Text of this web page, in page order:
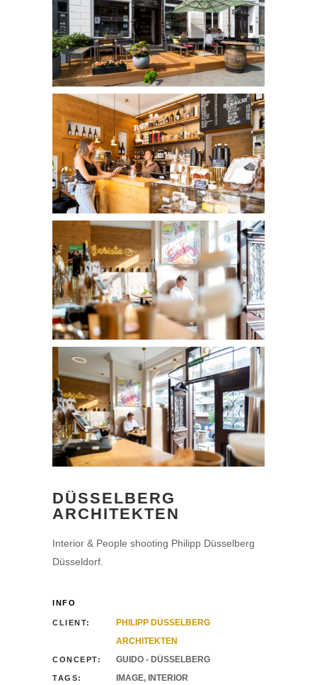
DÜSSELBERG
ARCHITEKTEN
Interior & People shooting Philipp Düsselberg
Düsseldorf.
INFO
CLIENT:
PHILIPP DÜSSELBERG
ARCHITEKTEN
CONCEPT: GUIDO - DÜSSELBERG
TAGS: IMAGE, INTERIOR
CONTACT US
Guido Rehme
Birkenweg 20
FON: +49 173 5323024